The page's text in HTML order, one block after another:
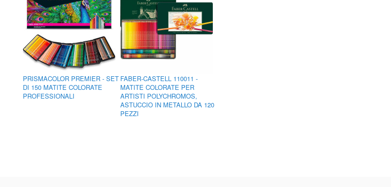
PRISMACOLOR PREMIER - SET
DI 150 MATITE COLORATE
PROFESSIONALI
FABER-CASTELL 110011 -
MATITE COLORATE PER
ARTISTI POLYCHROMOS,
ASTUCCIO IN METALLO DA 120
PEZZI